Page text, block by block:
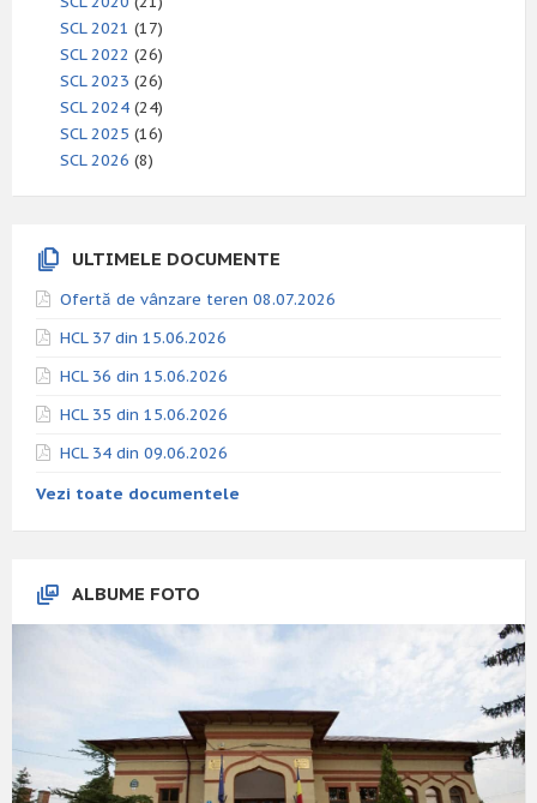
SCL 2021 (17)
SCL 2022 (26)
SCL 2023 (26)
SCL 2024 (24)
SCL 2025 (16)
SCL 2026 (8)
ULTIMELE DOCUMENTE
Ofertă de vânzare teren 08.07.2026
HCL 37 din 15.06.2026
HCL 36 din 15.06.2026
HCL 35 din 15.06.2026
HCL 34 din 09.06.2026
Vezi toate documentele
ALBUME FOTO